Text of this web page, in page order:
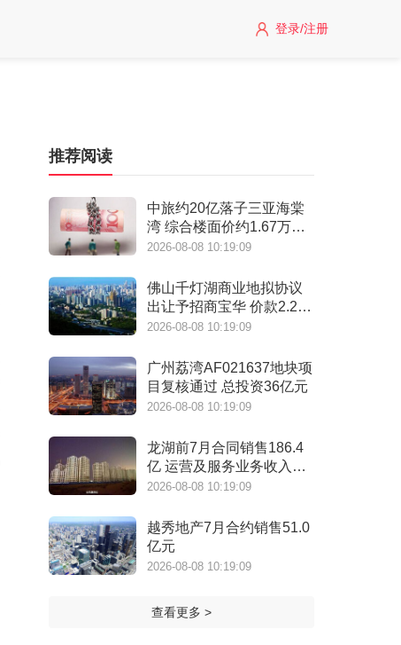
登录/注册
推荐阅读
中旅约20亿落子三亚海棠
湾 综合楼面价约1.67万元/
㎡
2026-08-08 10:19:09
佛山千灯湖商业地拟协议
出让予招商宝华 价款2.28
亿元
2026-08-08 10:19:09
广州荔湾AF021637地块项
目复核通过 总投资36亿元
2026-08-08 10:19:09
龙湖前7月合同销售186.4
亿 运营及服务业务收入
159.1亿元
2026-08-08 10:19:09
越秀地产7月合约销售51.0
亿元
2026-08-08 10:19:09
查看更多 >